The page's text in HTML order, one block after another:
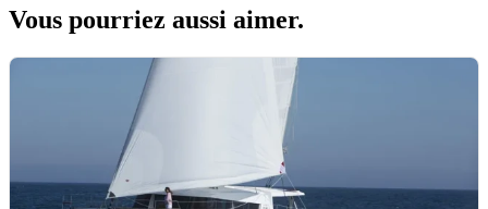
Vous pourriez aussi aimer.